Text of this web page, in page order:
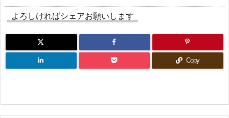
よろしければシェアお願いします
Copy